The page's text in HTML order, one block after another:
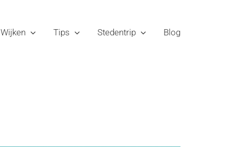
Wijken Tips Stedentrip Blog